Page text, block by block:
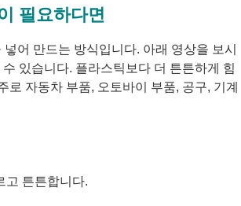
필요하다면
어 만드는 방식입니다. 아래 영상을 보시
있습니다. 플라스틱보다 더 튼튼하게 힘
자동차 부품, 오토바이 부품, 공구, 기계
고 튼튼합니다.